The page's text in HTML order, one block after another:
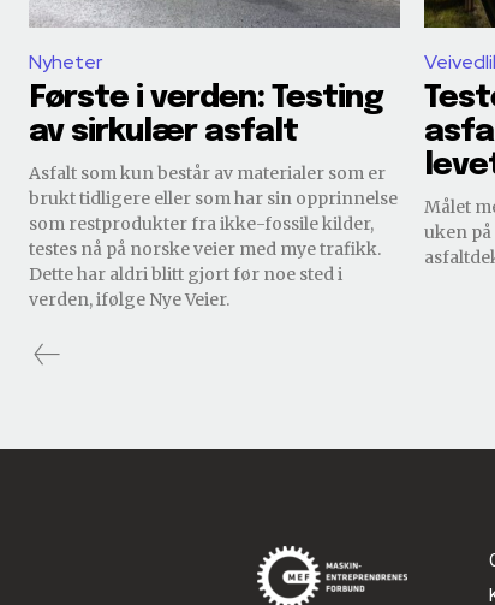
Nyheter
Første i verden: Testing
av sirkulær asfalt
Asfalt som kun består av materialer som er
brukt tidligere eller som har sin opprinnelse
som restprodukter fra ikke-fossile kilder,
testes nå på norske veier med mye trafikk.
Dette har aldri blitt gjort før noe sted i
verden, ifølge Nye Veier.
Målet
uken på